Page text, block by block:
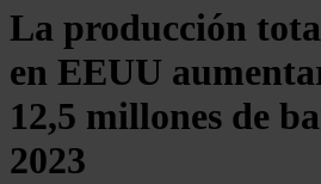
La producción
en EEUU
12,5 millones de
2023